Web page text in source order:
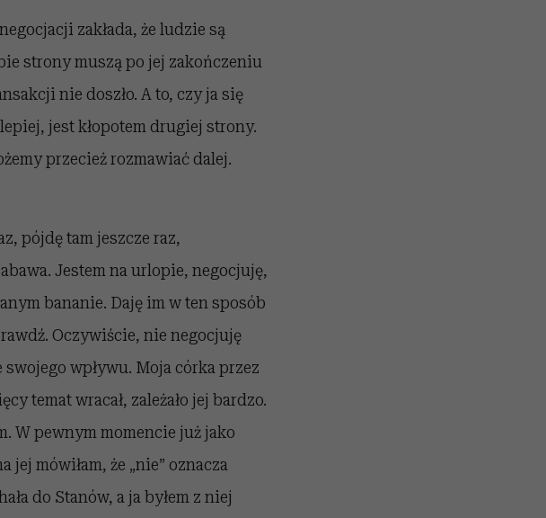
zakłada, że ludzie są
strony muszą po jej zakończeniu
nie doszło. A to, czy ja się
jest kłopotem drugiej strony.
przecież rozmawiać dalej.
pójdę tam jeszcze raz,
Jestem na urlopie, negocjuję,
bananie. Daję im w ten sposób
Oczywiście, nie negocjuję
wpływu. Moja córka przez
temat wracał, zależało jej bardzo.
W pewnym momencie już jako
jej mówiłam, że „nie” oznacza
do Stanów, a ja byłem z niej